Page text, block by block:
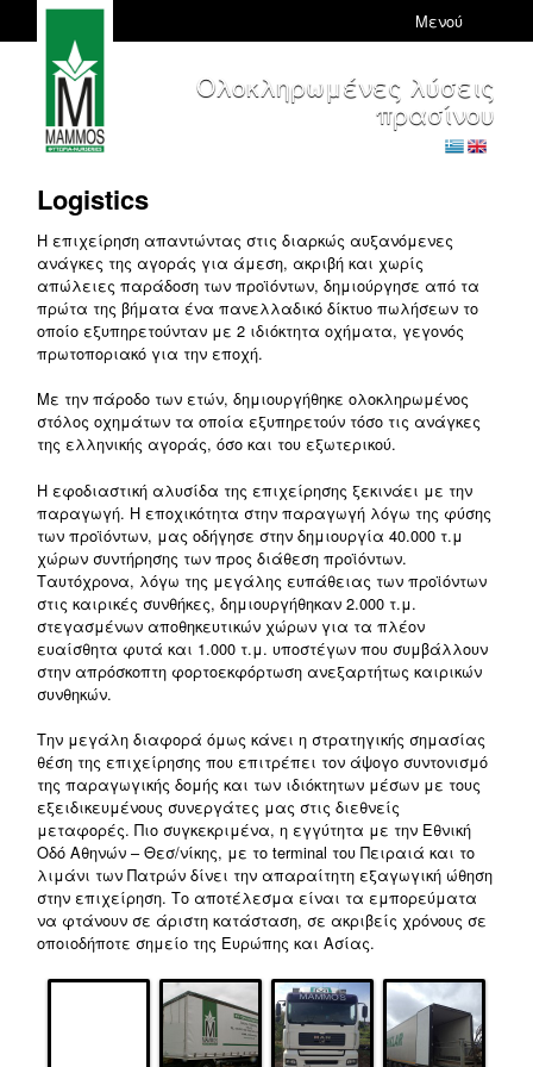
Ολοκληρωμένες λύσεις
πρασίνου
Μενού
Logistics
Η επιχείρηση απαντώντας στις διαρκώς αυξανόμενες
ανάγκες της αγοράς για άμεση, ακριβή και χωρίς
απώλειες παράδοση των προϊόντων, δημιούργησε από τα
πρώτα της βήματα ένα πανελλαδικό δίκτυο πωλήσεων το
οποίο εξυπηρετούνταν με 2 ιδιόκτητα οχήματα, γεγονός
πρωτοποριακό για την εποχή.
Με την πάροδο των ετών, δημιουργήθηκε ολοκληρωμένος
στόλος οχημάτων τα οποία εξυπηρετούν τόσο τις ανάγκες
της ελληνικής αγοράς, όσο και του εξωτερικού.
Η εφοδιαστική αλυσίδα της επιχείρησης ξεκινάει με την
παραγωγή. Η εποχικότητα στην παραγωγή λόγω της φύσης
των προϊόντων, μας οδήγησε στην δημιουργία 40.000 τ.μ
χώρων συντήρησης των προς διάθεση προϊόντων.
Ταυτόχρονα, λόγω της μεγάλης ευπάθειας των προϊόντων
στις καιρικές συνθήκες, δημιουργήθηκαν 2.000 τ.μ.
στεγασμένων αποθηκευτικών χώρων για τα πλέον
ευαίσθητα φυτά και 1.000 τ.μ. υποστέγων που συμβάλλουν
στην απρόσκοπτη φορτοεκφόρτωση ανεξαρτήτως καιρικών
συνθηκών.
Την μεγάλη διαφορά όμως κάνει η στρατηγικής σημασίας
θέση της επιχείρησης που επιτρέπει τον άψογο συντονισμό
της παραγωγικής δομής και των ιδιόκτητων μέσων με τους
εξειδικευμένους συνεργάτες μας στις διεθνείς
μεταφορές. Πιο συγκεκριμένα, η εγγύτητα με την Εθνική
Οδό Αθηνών – Θεσ/νίκης, με το terminal του Πειραιά και το
λιμάνι των Πατρών δίνει την απαραίτητη εξαγωγική ώθηση
στην επιχείρηση. Το αποτέλεσμα είναι τα εμπορεύματα
να φτάνουν σε άριστη κατάσταση, σε ακριβείς χρόνους σε
οποιοδήποτε σημείο της Ευρώπης και Ασίας.